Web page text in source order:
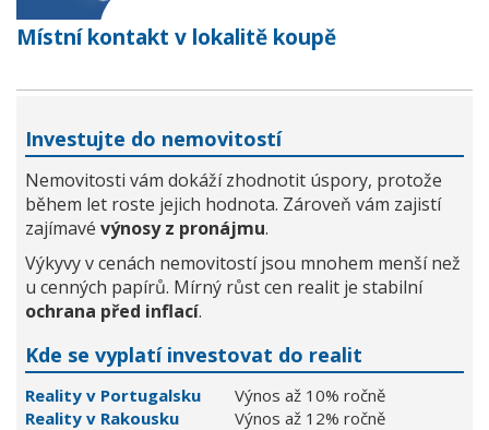
Místní kontakt v lokalitě koupě
Investujte do nemovitostí
Nemovitosti vám dokáží zhodnotit úspory, protože
během let roste jejich hodnota. Zároveň vám zajistí
zajímavé výnosy z pronájmu.
Výkyvy v cenách nemovitostí jsou mnohem menší než
u cenných papírů. Mírný růst cen realit je stabilní
ochrana před inflací.
Kde se vyplatí investovat do realit
Reality v Portugalsku
Výnos až 10% ročně
Reality v Rakousku
Výnos až 12% ročně